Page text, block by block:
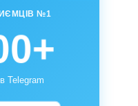
№1
Telegram